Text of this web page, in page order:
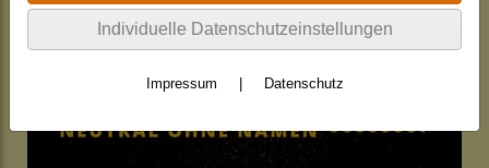
Individuelle Datenschutzeinstellungen
Impressum Datenschutz